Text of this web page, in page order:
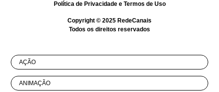
Política de Privacidadee Termos de Uso
Copyright © 2025 RedeCanais
Todos os direitos reservados
AÇÃO
ANIMAÇÃO